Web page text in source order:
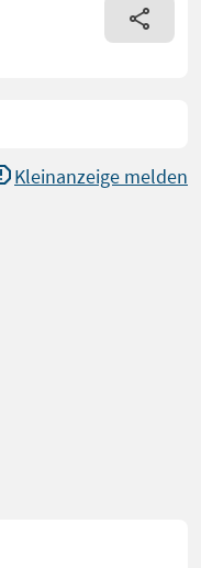
Kleinanzeige melden